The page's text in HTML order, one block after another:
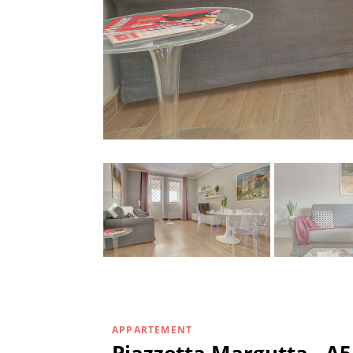
APPARTEMENT